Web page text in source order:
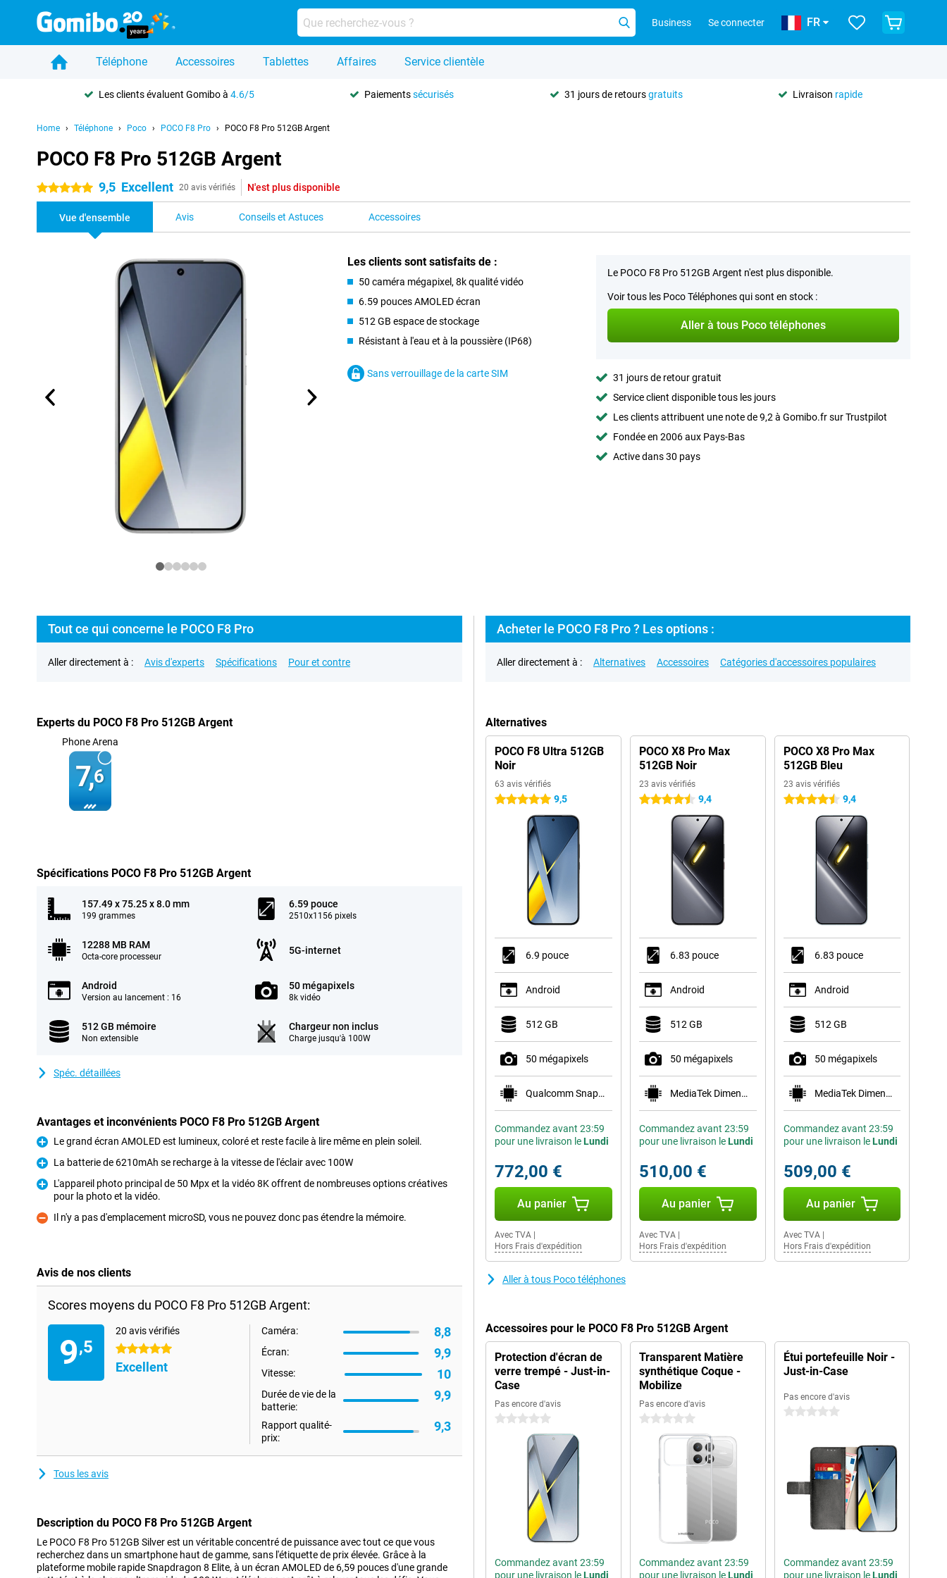
Business Se connecter FR
Téléphone Accessoires Tablettes Affaires Service clientèle
Les clients évaluent Gomibo à4.6/5 Paiementssécurisés 31 jours de retoursgratuits Livraison rapide
Home Téléphone Poco POCO F8 Pro POCO F8 Pro 512GB Argent
POCO F8 Pro 512GB Argent
5 étoiles 9,5 Excellent 20 avis vérifiés N'est plus disponible
Vue d'ensemble Avis Conseils et Astuces Accessoires
Les clients sont satisfaits de :
50 caméra mégapixel, 8k qualité vidéo
6.59 pouces AMOLED écran
512 GB espace de stockage
Résistant à l'eau et à la poussière (IP68)
Sans verrouillage de la carte SIM
Le POCO F8 Pro 512GB Argent n'est plus disponible.
Voir tous les Poco Téléphones qui sont en stock :
Aller à tous Poco téléphones
31 jours de retour gratuit
Service client disponible tous les jours
Les clients attribuent une note de 9,2 à Gomibo.fr sur Trustpilot
Fondée en 2006 aux Pays-Bas
Active dans 30 pays
Tout ce qui concerne le POCO F8 Pro
Aller directement à : Avis d'experts Spécifications Pour et contre
Experts du POCO F8 Pro 512GB Argent
Phone Arena
7,6
Spécifications POCO F8 Pro 512GB Argent
157.49 x 75.25 x 8.0 mm
199 grammes
6.59 pouce
2510x1156 pixels
12288 MB RAM
Octa-core processeur
5G-internet
Android
Version au lancement : 16
50 mégapixels
8k vidéo
512 GB mémoire
Non extensible
Chargeur non inclus
Charge jusqu'à 100W
Spéc. détaillées
Avantages et inconvénients POCO F8 Pro 512GB Argent
Pour
Le grand écran AMOLED est lumineux, coloré et reste facile à lire même en plein soleil.
Pour
La batterie de 6210mAh se recharge à la vitesse de l'éclair avec 100W
Pour
L'appareil photo principal de 50 Mpx et la vidéo 8K offrent de nombreuses options créatives
pour la photo et la vidéo.
Contre
Il n'y a pas d'emplacement microSD, vous ne pouvez donc pas étendre la mémoire.
Avis de nos clients
Scores moyens du POCO F8 Pro 512GB Argent:
9,5
20 avis vérifiés
5 étoiles
Excellent
Caméra: 8,8
Écran: 9,9
Vitesse: 10
Durée de vie de la
batterie:
9,9
Rapport qualité-
prix:
9,3
Tous les avis
Description du POCO F8 Pro 512GB Argent
Le POCO F8 Pro 512GB Silver est un véritable concentré de puissance avec tout ce que vous
recherchez dans un smartphone haut de gamme, sans l'étiquette de prix élevée. Grâce à la
plateforme mobile rapide Snapdragon 8 Elite, à un écran AMOLED de 6,59 pouces d'une grande
Acheter le POCO F8 Pro ? Les options :
Aller directement à : Alternatives Accessoires Catégories d'accessoires populaires
Alternatives
POCO F8 Ultra 512GB
Noir
63 avis vérifiés
5 étoiles 9,5
6.9 pouce
Android
512 GB
50 mégapixels
Qualcomm Snapdragon 8 Elite Gen 5 Mobile Plat
Commandez avant 23:59
pour une livraison leLundi
772,00 €
Au panier
Avec TVA
Hors Frais d'expédition
POCO X8 Pro Max
512GB Noir
23 avis vérifiés
4.5 étoiles 9,4
6.83 pouce
Android
512 GB
50 mégapixels
MediaTek Dimensity 9500s
Commandez avant 23:59
pour une livraison leLundi
510,00 €
Au panier
Avec TVA|
Hors Frais d'expédition
POCO X8 Pro Max
512GB Bleu
23 avis vérifiés
4.5 étoiles 9,4
6.83 pouce
Android
512 GB
50 mégapixels
MediaTek Dimensity 9500s
Commandez avant 23:59
pour une livraison leLundi
509,00 €
Au panier
Avec TVA|
Hors Frais d'expédition
Aller à tous Poco téléphones
Accessoires pour le POCO F8 Pro 512GB Argent
Protection d'écran de
verre trempé - Just-in-
Case
Pas encore d'avis
0 étoiles
Commandez avant 23:59
pour une livraison leLundi
Transparent Matière
synthétique Coque -
Mobilize
Pas encore d'avis
0 étoiles
Commandez avant 23:59
pour une livraison leLundi
Étui portefeuille Noir -
Just-in-Case
Pas encore d'avis
0 étoiles
Commandez avant 23:59
pour une livraison leLundi